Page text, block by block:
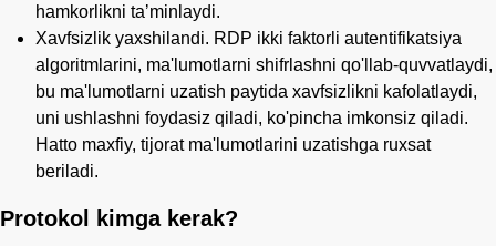
hamkorlikni taʼminlaydi.
Xavfsizlik yaxshilandi. RDP ikki faktorli autentifikatsiya
algoritmlarini, ma'lumotlarni shifrlashni qo'llab-quvvatlaydi,
bu ma'lumotlarni uzatish paytida xavfsizlikni kafolatlaydi,
uni ushlashni foydasiz qiladi, ko'pincha imkonsiz qiladi.
Hatto maxfiy, tijorat ma'lumotlarini uzatishga ruxsat
beriladi.
Protokol kimga kerak?